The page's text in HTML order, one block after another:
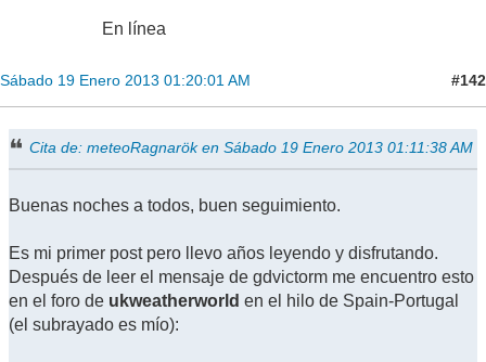
En línea
Sábado 19 Enero 2013 01:20:01 AM #142
Cita de: meteoRagnarök en Sábado 19 Enero 2013 01:11:38 AM
Buenas noches a todos, buen seguimiento.
Es mi primer post pero llevo años leyendo y disfrutando.
Después de leer el mensaje de gdvictorm me encuentro esto
en el foro de ukweatherworld en el hilo de Spain-Portugal
(el subrayado es mío):